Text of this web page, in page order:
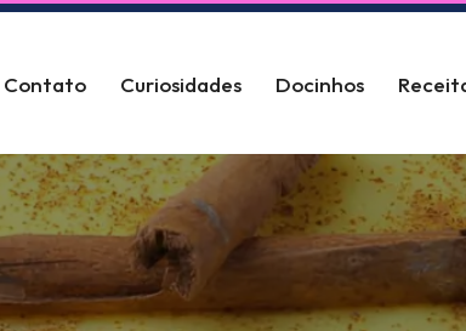
Contato Curiosidades Docinhos